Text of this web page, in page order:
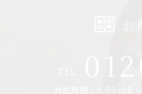
対応時間：